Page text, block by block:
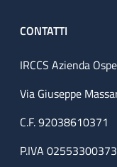
CONTATTI
IRCCS Azienda
Via Giuseppe
C.F. 92038610371
P.IVA 02553300373